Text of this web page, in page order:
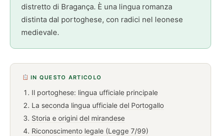
distretto di Bragança. È una lingua romanza
distinta dal portoghese, con radici nel leonese
medievale.
IN QUESTO ARTICOLO
Il portoghese: lingua ufficiale principale
La seconda lingua ufficiale del Portogallo
Storia e origini del mirandese
Riconoscimento legale (Legge 7/99)